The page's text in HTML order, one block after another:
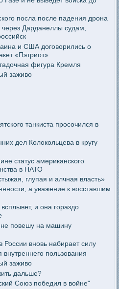
посла после падения дрона
через Дарданеллы судам,
и США договорились о
«Пэтриот»
фигура Кремля
заживо
танкиста просочился в
дел Колокольцева в кругу
статус американского
в НАТО
глупая и алчная власть»
а уважение к восставшим
и она гораздо
повешу на машину
России вновь набирает силу
пользования
заживо
дальше?
Союз победил в войне"